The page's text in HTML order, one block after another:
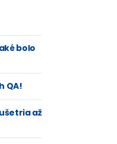
bolo
QA!
až